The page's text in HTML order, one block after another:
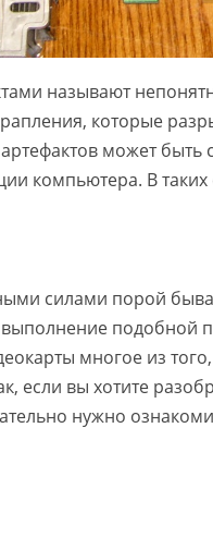
называют
которые
может быть
компьютера. В
силами порой
выполнение
многое из
если вы хотите
нужно